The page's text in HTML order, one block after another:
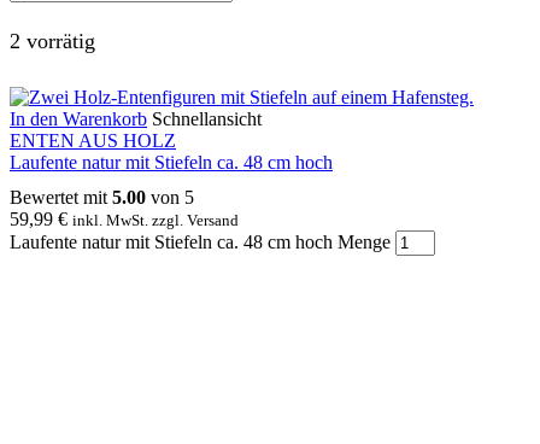
2 vorrätig
In den Warenkorb Schnellansicht
ENTEN AUS HOLZ
Laufente natur mit Stiefeln ca. 48 cm hoch
Bewertet mit 5.00 von 5
59,99 € inkl. MwSt. zzgl. Versand
Laufente natur mit Stiefeln ca. 48 cm hoch Menge